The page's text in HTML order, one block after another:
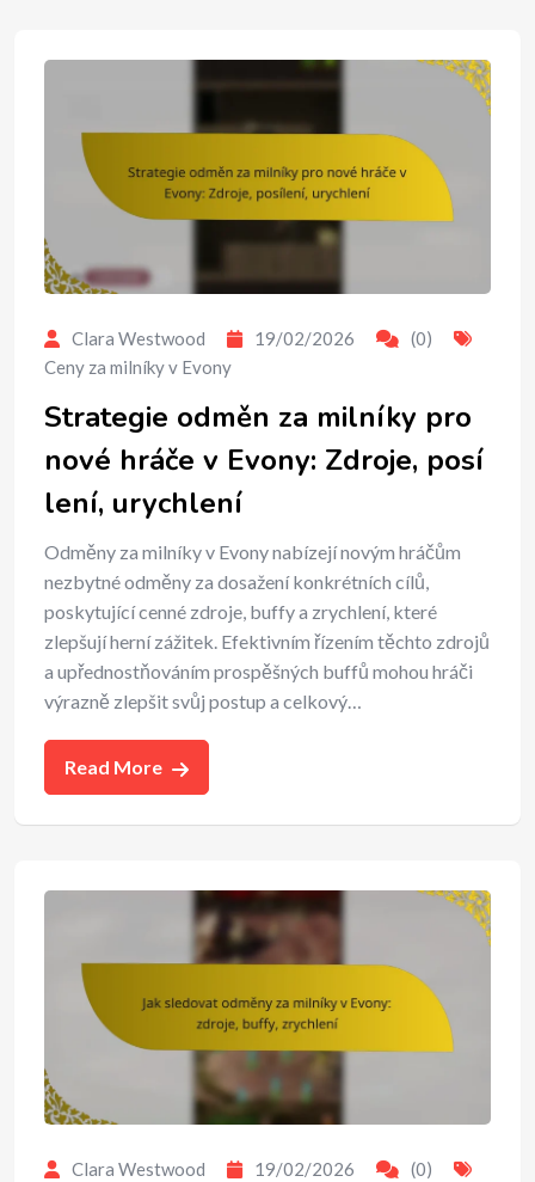
Clara Westwood 19/02/2026
(0)
Ceny za milníky v Evony
Strategie odměn za milníky pro
nové hráče v Evony: Zdroje, posí
lení, urychlení
Odměny za milníky v Evony nabízejí novým hráčům
nezbytné odměny za dosažení konkrétních cílů,
poskytující cenné zdroje, buffy a zrychlení, které
zlepšují herní zážitek. Efektivním řízením těchto zdrojů
a upřednostňováním prospěšných buffů mohou hráči
výrazně zlepšit svůj postup a celkový…
Read More
Clara Westwood 19/02/2026
(0)